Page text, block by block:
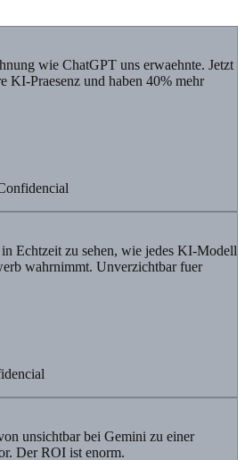
wie ChatGPT uns erwaehnte. Jetzt
KI-Praesenz und haben 40% mehr
Echtzeit zu sehen, wie jedes KI-Modell
wahrnimmt. Unverzichtbar fuer
unsichtbar bei Gemini zu einer
Der ROI ist enorm.